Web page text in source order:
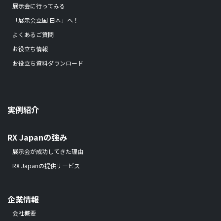
展示会に行ってみる
「展示会立国 日本」へ！
よくあるご質問
お役立ち情報
お役立ち資料ダウンロード
実例紹介
RX Japanの強み
展示会が成功してきた理由
RX Japanの提供サービス
企業情報
会社概要